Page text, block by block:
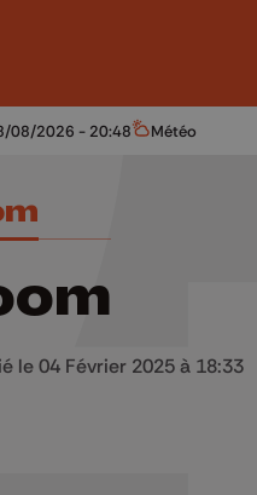
08/2026 - 20:48 Météo
Météo
le 04 Février 2025 à 18:33